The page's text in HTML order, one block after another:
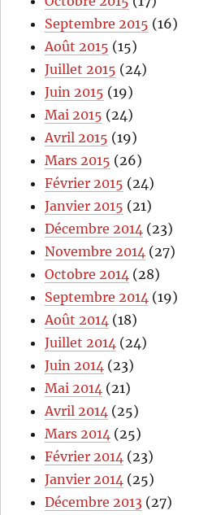
Septembre 2015 (16)
Août 2015 (15)
Juillet 2015 (24)
Juin 2015 (19)
Mai 2015 (24)
Avril 2015 (19)
Mars 2015 (26)
Février 2015 (24)
Janvier 2015 (21)
Décembre 2014 (23)
Novembre 2014 (27)
Octobre 2014 (28)
Septembre 2014 (19)
Août 2014 (18)
Juillet 2014 (24)
Juin 2014 (23)
Mai 2014 (21)
Avril 2014 (25)
Mars 2014 (25)
Février 2014 (23)
Janvier 2014 (25)
Décembre 2013 (27)